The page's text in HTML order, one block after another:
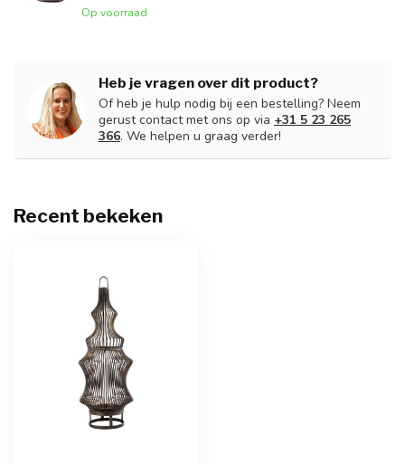
Op voorraad
Heb je vragen over dit product?
Of heb je hulp nodig bij een bestelling? Neem
gerust contact met ons op via +31 5 23 265
366. We helpen u graag verder!
Recent bekeken